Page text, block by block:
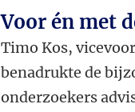
Voor én met
Timo Kos,
benadrukte de
onderzoekers